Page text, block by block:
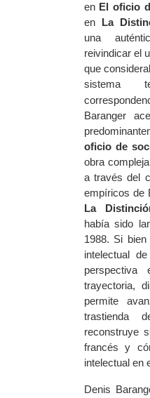
en El oficio
en La
una
reivindicar el
que
sistema
Baranger
oficio de
obra
a través del
empíricos de
La
había sido
1988. Si
intelectual
trayectoria,
permite
trastienda
reconstruye
francés y
intelectual en
Denis